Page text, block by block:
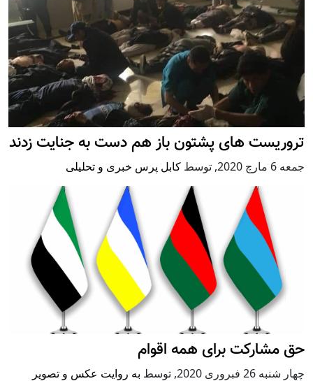
تروریست های پشتون باز هم دست به جنایت زدند
جمعه 6 مارچ 2020 , توسط کابل پرس خبری و تحلیلی
حق مشارکت برای همه اقوام
چهار شنبه 26 فبروری 2020 , توسط به روایت عکس و تصویر